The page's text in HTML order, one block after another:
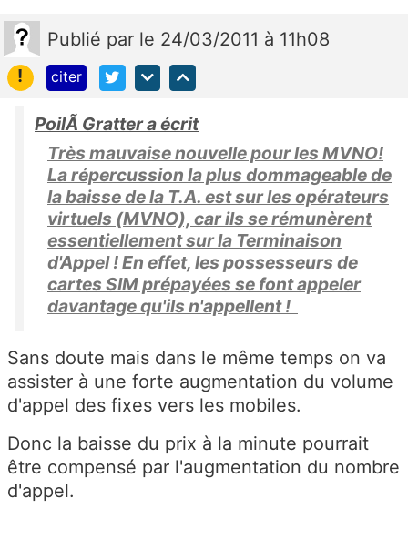
Publié par le 24/03/2011 à 11h08
!
citer
PoilÃ Gratter a écrit
Très mauvaise nouvelle pour les MVNO!
La répercussion la plus dommageable de
la baisse de la T.A. est sur les opérateurs
virtuels (MVNO), car ils se rémunèrent
essentiellement sur la Terminaison
d'Appel ! En effet, les possesseurs de
cartes SIM prépayées se font appeler
davantage qu'ils n'appellent !
Sans doute mais dans le même temps on va
assister à une forte augmentation du volume
d'appel des fixes vers les mobiles.
Donc la baisse du prix à la minute pourrait
être compensé par l'augmentation du nombre
d'appel.